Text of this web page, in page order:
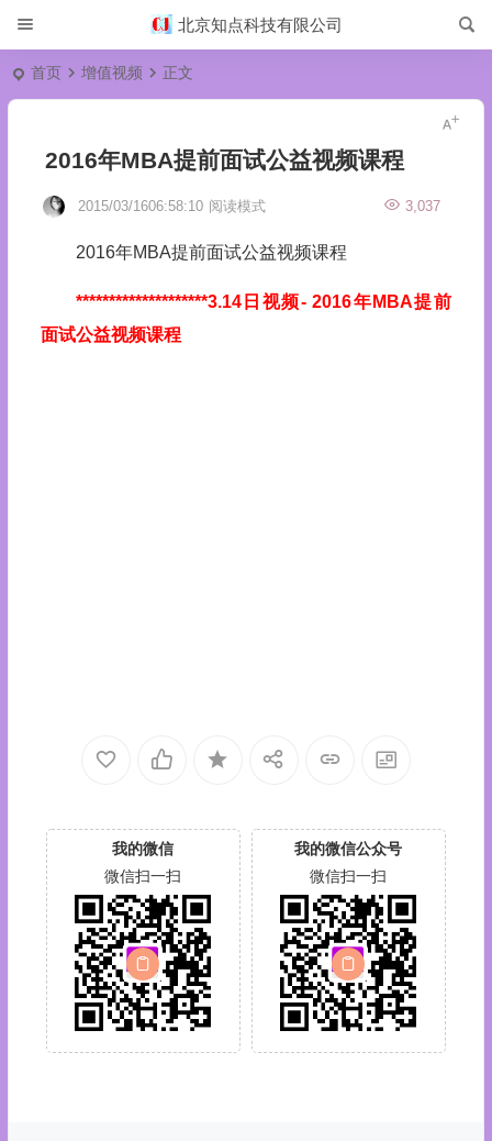
北京知点科技有限公司
首页 增值视频 正文
2016年MBA提前面试公益视频课程
2015/03/1606:58:10 3,037
阅读模式
2016年MBA提前面试公益视频课程
********************3.14日视频- 2016年MBA提前
面试公益视频课程
我的微信
微信扫一扫
我的微信公众号
微信扫一扫